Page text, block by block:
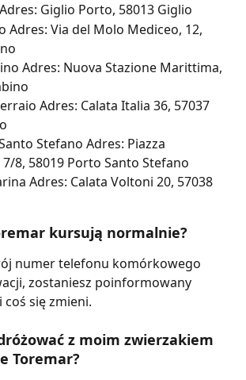
Giglio Porto, 58013 Giglio
Adres: Via del Molo Mediceo, 12,
Adres: Nuova Stazione Marittima,
Adres: Calata Italia 36, 57037
Stefano Adres: Piazza
8, 58019 Porto Santo Stefano
Adres: Calata Voltoni 20, 57038
kursują normalnie?
numer telefonu komórkowego
zostaniesz poinformowany
coś się zmieni.
z moim zwierzakiem
Toremar?